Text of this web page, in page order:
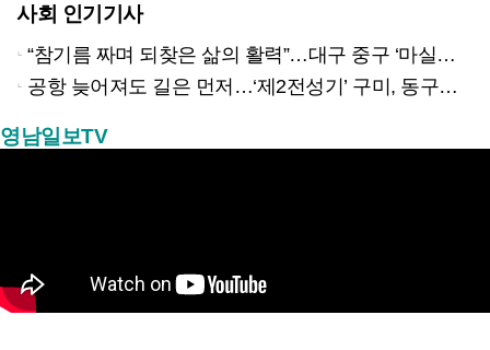
사회 인기기사
“참기름 짜며 되찾은 삶의 활력”…대구 중구 ‘마실방앗간’ 어르신들의 인생 2막
공항 늦어져도 길은 먼저…‘제2전성기’ 구미, 동구미역 더 절실
영남일보TV